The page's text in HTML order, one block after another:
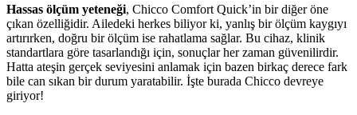
Hassas ölçüm yeteneği, Chicco Comfort Quick’in bir diğer öne
çıkan özelliğidir. Ailedeki herkes biliyor ki, yanlış bir ölçüm kaygıyı
artırırken, doğru bir ölçüm ise rahatlama sağlar. Bu cihaz, klinik
standartlara göre tasarlandığı için, sonuçlar her zaman güvenilirdir.
Hatta ateşin gerçek seviyesini anlamak için bazen birkaç derece fark
bile can sıkan bir durum yaratabilir. İşte burada Chicco devreye
giriyor!